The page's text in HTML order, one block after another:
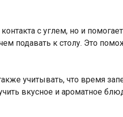
с углем, но и помогает
подавать к столу. Это
учитывать, что время
вкусное и ароматное